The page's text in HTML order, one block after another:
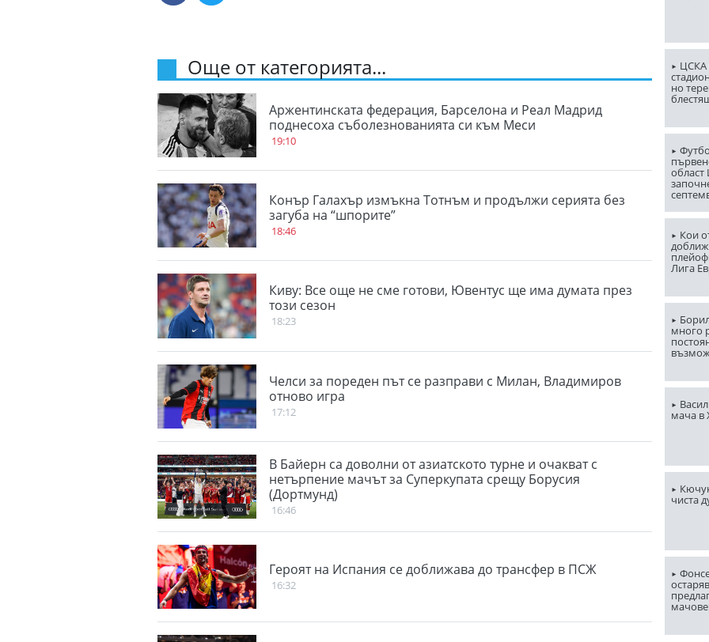
Още от категорията...
Аржентинската федерация, Барселона и Реал Мадрид
поднесоха съболезнованията си към Меси
19:10
Конър Галахър измъкна Тотнъм и продължи серията без
загуба на “шпорите”
18:46
Киву: Все още не сме готови, Ювентус ще има думата през
този сезон
18:23
Челси за пореден път се разправи с Милан, Владимиров
отново игра
17:12
В Байерн са доволни от азиатското турне и очакват с
нетърпение мачът за Суперкупата срещу Борусия
(Дортмунд)
16:46
Героят на Испания се доближава до трансфер в ПСЖ
16:32
ЦСКА
но
Кои
Лига
много
мача в
чиста